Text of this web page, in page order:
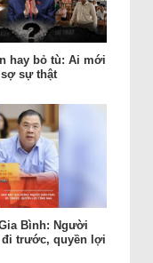
hay bỏ tù: Ai mới
sự thật
Bình: Người
đi trước, quyền lợi